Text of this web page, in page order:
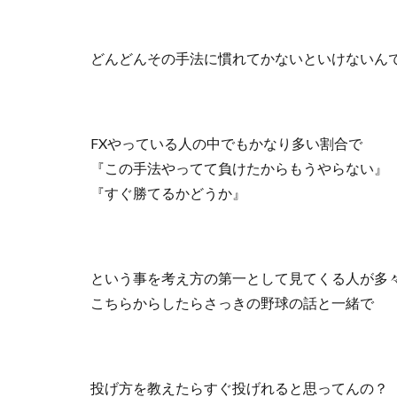
どんどんその手法に慣れてかないといけないん
FXやっている人の中でもかなり多い割合で
『この手法やってて負けたからもうやらない』
『すぐ勝てるかどうか』
という事を考え方の第一として見てくる人が多
こちらからしたらさっきの野球の話と一緒で
投げ方を教えたらすぐ投げれると思ってんの？